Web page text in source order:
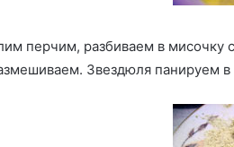
перчим, разбиваем в мисочку
Звездюля панируем